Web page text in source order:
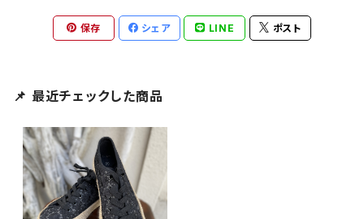
保存 シェア LINE ポスト
📌 最近チェックした商品